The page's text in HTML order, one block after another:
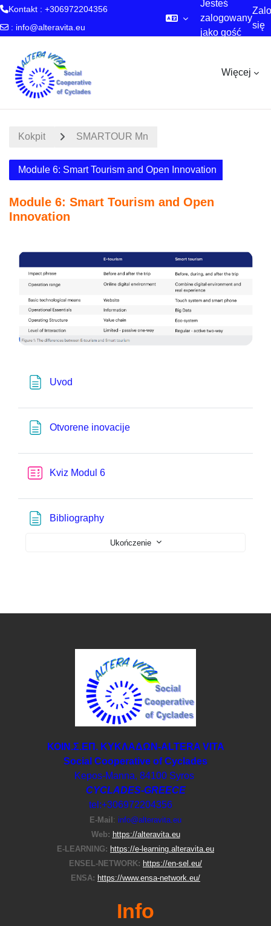
Kontakt : +306972204356
: info@alteravita.eu
Jesteś
zalogowany
jako gość
się
Więcej
Kokpit SMARTOUR Mn
Module 6: Smart Tourism and Open Innovation
Module 6: Smart Tourism and Open
Innovation
Przegląd sekcji
Uvod
Otvorene inovacijeStrona
Kviz Modul 6Test
BibliographyStrona
Ukończenie
ΚΟΙΝ.Σ.ΕΠ. ΚΥΚΛΑΔΩΝ-ΑLTERA VITA
Social Cooperative of Cyclades
Kepos-Manna, 84100 Syros
CYCLADES-GREECE
tel:+306972204356
E-Μail : info@alteravita.eu
Web: https://alteravita.eu
E-LEARNING: https://e-learning.alteravita.eu
ENSEL-NETWORK: https://en-sel.eu/
ENSA: https://www.ensa-network.eu/
Info